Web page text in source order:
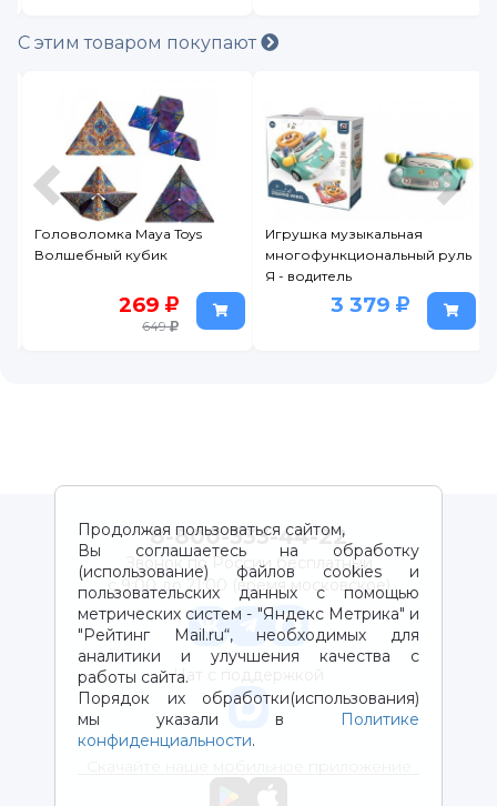
С этим товаром покупают
Головоломка Maya Toys
Волшебный кубик
269
649
Игрушка музыкальная
многофункциональный руль
Я - водитель
3 379
Продолжая пользоваться сайтом,
Вы соглашаетесь на обработку
(использование) файлов cookies и
пользовательских данных с помощью
метрических систем - "Яндекс Метрика" и
"Рейтинг Mail.ru“, необходимых для
аналитики и улучшения качества с
работы сайта.
Порядок их обработки(использования)
мы указали в
Политике
конфиденциальности.
8-800-333-44-22
Звонок по России бесплатный
с 9:00 до 21:00 (время московское)
Чат с поддержкой